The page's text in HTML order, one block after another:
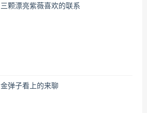
三颗漂亮紫薇喜欢的联系
金弹子看上的来聊